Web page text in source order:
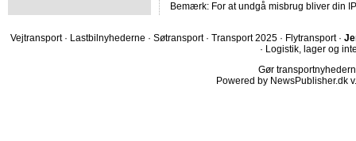
Bemærk: For at undgå misbrug bliver din
Vejtransport · Lastbilnyhederne · Søtransport · Transport 2025 · Flytransport ·
· Logistik, lager og
Gør
Powered by NewsPublisher.dk